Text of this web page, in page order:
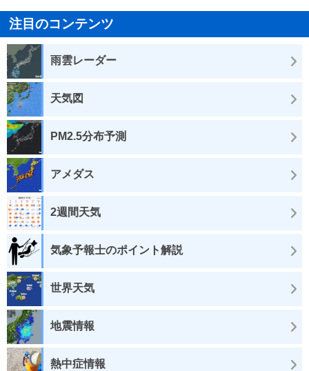
注目のコンテンツ
雨雲レーダー
天気図
PM2.5分布予測
アメダス
2週間天気
気象予報士のポイント解説
世界天気
地震情報
熱中症情報